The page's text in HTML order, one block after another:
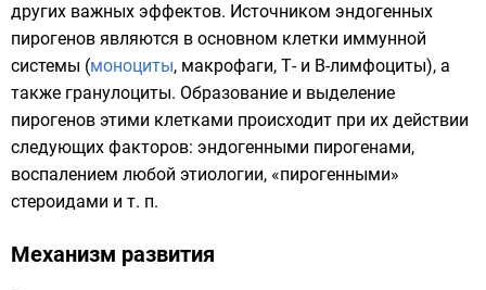
других важных эффектов. Источником эндогенных
пирогенов являются в основном клетки иммунной
системы (моноциты, макрофаги, Т- и В-лимфоциты), а
также гранулоциты. Образование и выделение
пирогенов этими клетками происходит при их действии
следующих факторов: эндогенными пирогенами,
воспалением любой этиологии, «пирогенными»
стероидами и т. п.
Механизм развития